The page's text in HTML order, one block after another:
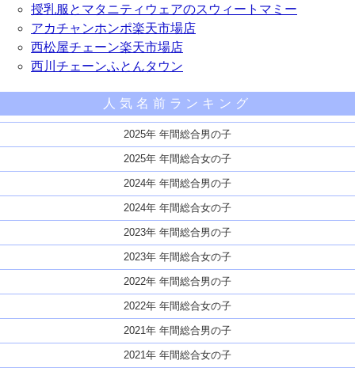
授乳服とマタニティウェアのスウィートマミー
アカチャンホンポ楽天市場店
西松屋チェーン楽天市場店
西川チェーンふとんタウン
人気名前ランキング
2025年 年間総合男の子
2025年 年間総合女の子
2024年 年間総合男の子
2024年 年間総合女の子
2023年 年間総合男の子
2023年 年間総合女の子
2022年 年間総合男の子
2022年 年間総合女の子
2021年 年間総合男の子
2021年 年間総合女の子